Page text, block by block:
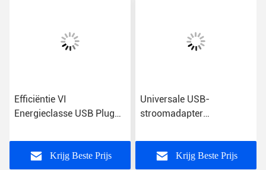
Efficiëntie VI
Energieclasse USB Plug
wisselstroominvoer voor
universeel gebruik
Krijg Beste Prijs
Universale USB-
stroomadapter
Krijg Beste Prijs